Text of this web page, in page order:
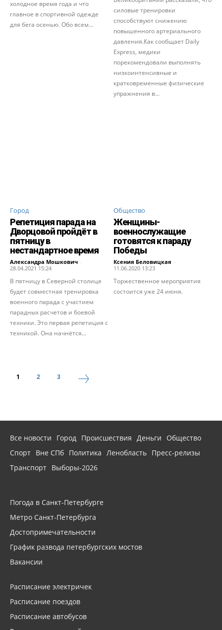
холодное время года и что
главное в спортивной одежде
для бега осенью. Обо всем...
силовые тренировки
способствуют снижению
повышенного артериального
давления.Как сообщает Daily
Express, медики
порекомендовали выполнять
низкоинтенсивные и
кратковременные физические
упражнения в...
Город
Репетиция парада на
Дворцовой пройдёт в
пятницу в
нестандартное время
Александра Мошкович -
28.04.2021 15:24
В пятницу в Северной столице
будет совместная тренировка
военного парада с участием
парадных расчетов и боевой
техники. Это первая репетиция с
техникой. Она начнётся...
Общество
Женщины-
военнослужащие
готовятся к параду
Победы
Ксения Беловицкая -
11.06.2020 13:23
Торжественное мероприятия
состоится уже 24 июня.
1 2 3
Все новости Город Происшествия Деньги
Общество
Спорт Вне СПб Политика Ленобласть Пресс-релизы
Транспорт Выборы-2026
Погода в Санкт-Петербурге
Метро Санкт-Петербурга
Достопримечательности
График развода петербургских мостов
Вакансии
Расписание электричек
Расписание поездов
Расписание автобусов